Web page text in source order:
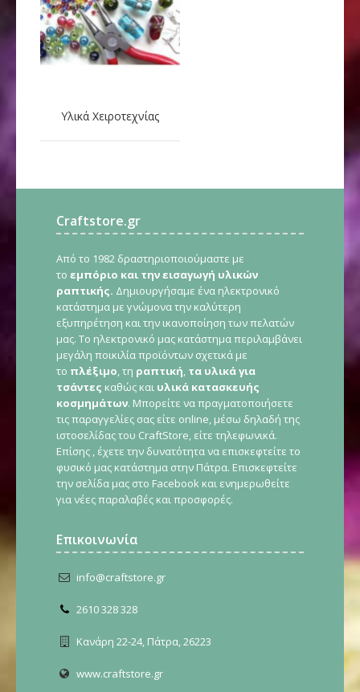
Υλικά Χειροτεχνίας
Craftstore.gr
Από το 1982 δραστηριοποιούμαστε με
το εμπόριο και την εισαγωγή υλικών
ραπτικής. Δημιουργήσαμε ένα ηλεκτρονικό
κατάστημα με γνώμονα την καλύτερη
εξυπηρέτηση και την ικανοποίηση των πελατών
μας. Το ηλεκτρονικό μας κατάστημα περιλαμβάνει
μεγάλη ποικιλία προϊόντων σχετικά με
το πλέξιμο, τη ραπτική, τα υλικά για
τσάντες καθώς και υλικά κατασκευής
κοσμημάτων. Μπορείτε να πραγματοποιήσετε
τις παραγγελίες σας είτε online, μέσω δηλαδή της
ιστοσελίδας του CraftStore, είτε τηλεφωνικά.
Επίσης , έχετε την δυνατότητα να επισκεφτείτε το
φυσικό μας κατάστημα στην Πάτρα. Επισκεφτείτε
την σελίδα μας στο Facebook και ενημερωθείτε
για νέες παραλαβές και προσφορές.
Επικοινωνία
info@craftstore.gr
2610 328 328
Κανάρη 22-24, Πάτρα, 26223
www.craftstore.gr